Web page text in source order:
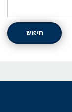
חיפוש